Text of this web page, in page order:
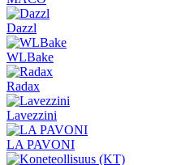
Dazzl
WLBake
Radax
Lavezzini
LA PAVONI